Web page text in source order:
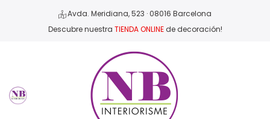
Avda. Meridiana, 523 · 08016 Barcelona
Descubre nuestra TIENDA ONLINEde decoración!